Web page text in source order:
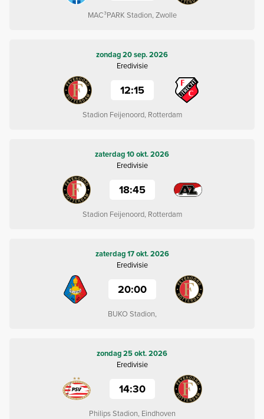
MAC³PARK Stadion, Zwolle
zondag 20 sep. 2026
Eredivisie
12:15
Stadion Feijenoord, Rotterdam
zaterdag 10 okt. 2026
Eredivisie
18:45
Stadion Feijenoord, Rotterdam
zaterdag 17 okt. 2026
Eredivisie
20:00
BUKO Stadion,
zondag 25 okt. 2026
Eredivisie
14:30
Philips Stadion, Eindhoven